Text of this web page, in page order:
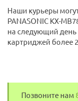
Наши курьеры
PANASONIC KX-
на следующий день
картриджей более
Позвоните нам